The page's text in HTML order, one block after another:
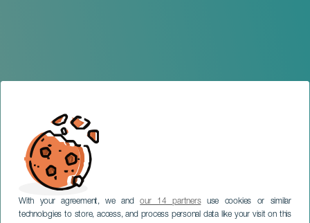
With your agreement, we andour 14 partnersuse cookies or similar
technologies to store, access, and process personal data like your visit on this